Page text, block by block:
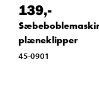
139,-
plæneklipper
45-0901